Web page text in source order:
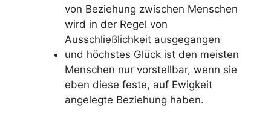
von Beziehung zwischen Menschen
wird in der Regel von
Ausschließlichkeit ausgegangen
und höchstes Glück ist den meisten
Menschen nur vorstellbar, wenn sie
eben diese feste, auf Ewigkeit
angelegte Beziehung haben.